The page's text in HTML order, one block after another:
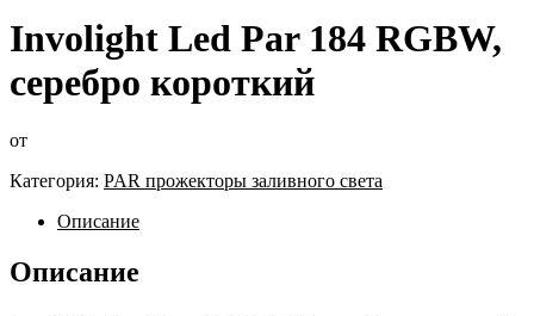
Involight Led Par 184 RGBW,
серебро короткий
от
Категория: PAR прожекторы заливного света
Описание
Описание